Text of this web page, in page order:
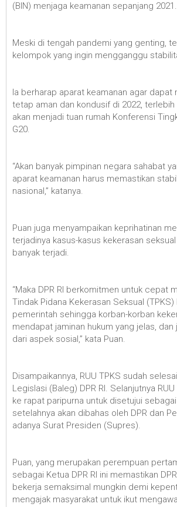
(BIN) menjaga keamanan sepanjang 2021.
Meski di tengah pandemi yang genting,
kelompok yang ingin mengganggu
Ia berharap aparat keamanan agar dapat
tetap aman dan kondusif di 2022, terlebih
akan menjadi tuan rumah Konferensi
G20.
“Akan banyak pimpinan negara sahabat
aparat keamanan harus memastikan
nasional,” katanya.
Puan juga menyampaikan keprihatinan
terjadinya kasus-kasus kekerasan
banyak terjadi.
“Maka DPR RI berkomitmen untuk cepat
Tindak Pidana Kekerasan Seksual
pemerintah sehingga korban-korban
mendapat jaminan hukum yang jelas, dan
dari aspek sosial,” kata Puan.
Disampaikannya, RUU TPKS sudah
Legislasi (Baleg) DPR RI. Selanjutnya
ke rapat paripurna untuk disetujui
setelahnya akan dibahas oleh DPR dan
adanya Surat Presiden (Supres).
Puan, yang merupakan perempuan
sebagai Ketua DPR RI ini memastikan
bekerja semaksimal mungkin demi
mengajak masyarakat untuk ikut